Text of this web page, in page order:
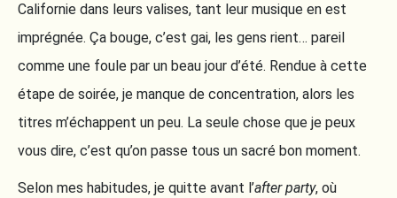
Californie dans leurs valises, tant leur musique en est
imprégnée. Ça bouge, c’est gai, les gens rient… pareil
comme une foule par un beau jour d’été. Rendue à cette
étape de soirée, je manque de concentration, alors les
titres m’échappent un peu. La seule chose que je peux
vous dire, c’est qu’on passe tous un sacré bon moment.
Selon mes habitudes, je quitte avant l’after party, où